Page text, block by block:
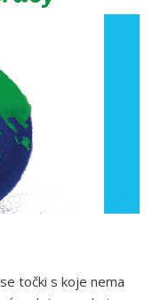
točki s koje nema